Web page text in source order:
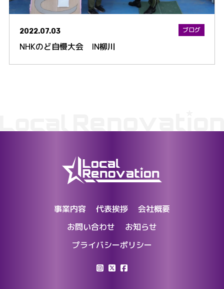
ブログ
2022.07.03
NHKのど自慢大会 IN柳川
事業内容 代表挨拶
会社概要
お問い合わせ
お知らせ
プライバシーポリシー